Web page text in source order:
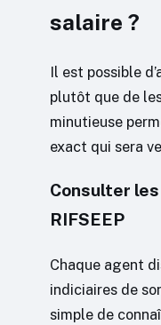
salaire ?
Il est possible
plutôt que de
minutieuse
exact qui sera
Consulter
RIFSEEP
Chaque agent
indiciaires de
simple de